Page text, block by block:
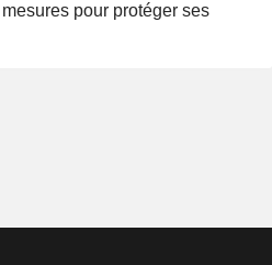
pour protéger ses